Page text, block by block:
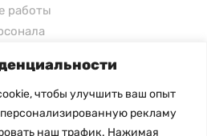
чтобы улучшить ваш опыт
рекламу
наш трафик. Нажимая
работы